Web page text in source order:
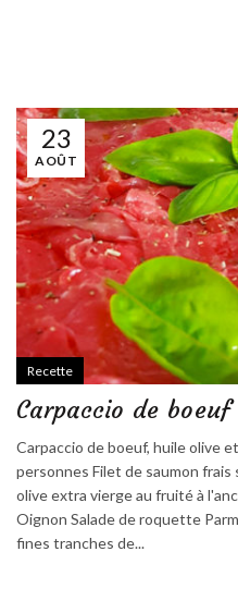
23
AOÛT
Recette
Carpaccio de boeuf
Carpaccio de boeuf, huile olive
personnes Filet de saumon frais
olive extra vierge au fruité à
Oignon Salade de roquette
fines tranches de...